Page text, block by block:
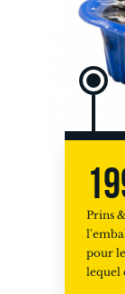
Prins
pour
lequel